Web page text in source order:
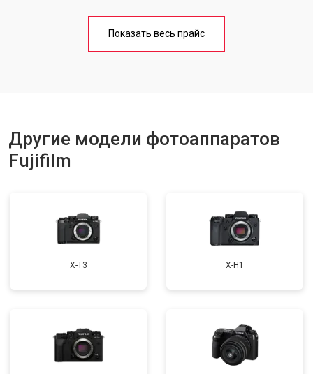
Показать весь прайс
Другие модели фотоаппаратов
Fujifilm
X-T3 X-H1